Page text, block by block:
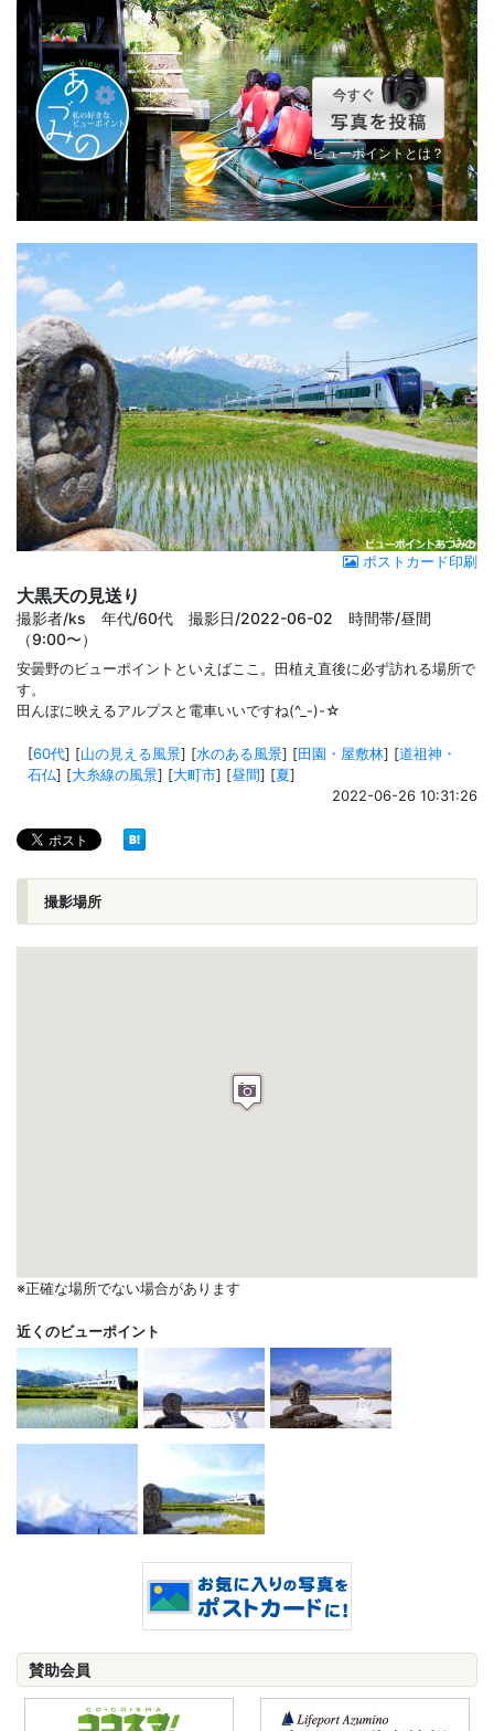
ビューポイントとは？
ポストカード印刷
大黒天の見送り
撮影者/ks 年代/60代 撮影日/2022-06-02 時間帯/昼間
（9:00〜）
安曇野のビューポイントといえばここ。田植え直後に必ず訪れる場所で
す。
田んぼに映えるアルプスと電車いいですね(^_-)-☆
[60代] [山の見える風景] [水のある風景] [田園・屋敷林] [道祖神・
石仏] [大糸線の風景] [大町市] [昼間] [夏]
2022-06-26 10:31:26
撮影場所
※正確な場所でない場合があります
近くのビューポイント
賛助会員